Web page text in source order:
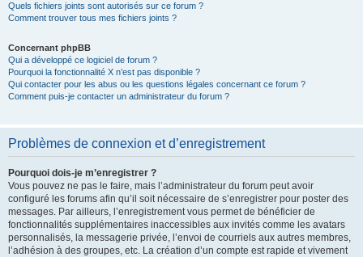
Quels fichiers joints sont autorisés sur ce forum ?
Comment trouver tous mes fichiers joints ?
Concernant phpBB
Qui a développé ce logiciel de forum ?
Pourquoi la fonctionnalité X n’est pas disponible ?
Qui contacter pour les abus ou les questions légales concernant ce forum ?
Comment puis-je contacter un administrateur du forum ?
Problèmes de connexion et d’enregistrement
Pourquoi dois-je m’enregistrer ?
Vous pouvez ne pas le faire, mais l’administrateur du forum peut avoir
configuré les forums afin qu’il soit nécessaire de s’enregistrer pour poster des
messages. Par ailleurs, l’enregistrement vous permet de bénéficier de
fonctionnalités supplémentaires inaccessibles aux invités comme les avatars
personnalisés, la messagerie privée, l’envoi de courriels aux autres membres,
l’adhésion à des groupes, etc. La création d’un compte est rapide et vivement